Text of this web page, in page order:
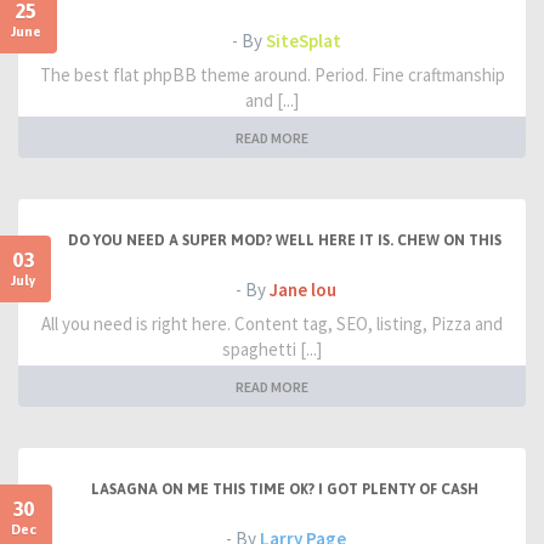
25
June - BySiteSplat
The best flat phpBB theme around. Period. Fine craftmanship
and [...]
READ MORE
03
July
DO YOU NEED A SUPER MOD? WELL HERE IT IS. CHEW ON THIS
- ByJane lou
All you need is right here. Content tag, SEO, listing, Pizza and
spaghetti [...]
READ MORE
30
Dec
LASAGNA ON ME THIS TIME OK? I GOT PLENTY OF CASH
- By Larry Page